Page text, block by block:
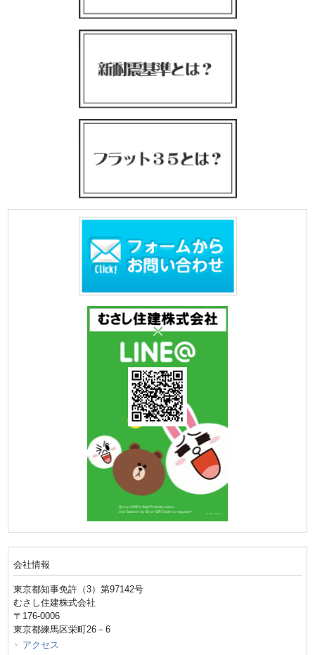
会社情報
東京都知事免許（3）第97142号
むさし住建株式会社
〒176-0006
東京都練馬区栄町26－6
アクセス